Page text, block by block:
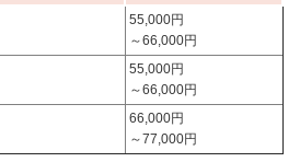
55,000円
～66,000円
55,000円
～66,000円
66,000円
～77,000円